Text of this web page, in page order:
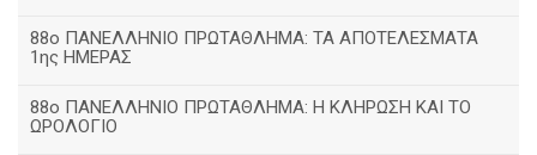
88ο ΠΑΝΕΛΛΗΝΙΟ ΠΡΩΤΑΘΛΗΜΑ: ΤΑ ΑΠΟΤΕΛΕΣΜΑΤΑ
1ης ΗΜΕΡΑΣ
88ο ΠΑΝΕΛΛΗΝΙΟ ΠΡΩΤΑΘΛΗΜΑ: Η ΚΛΗΡΩΣΗ ΚΑΙ ΤΟ
ΩΡΟΛΟΓΙΟ